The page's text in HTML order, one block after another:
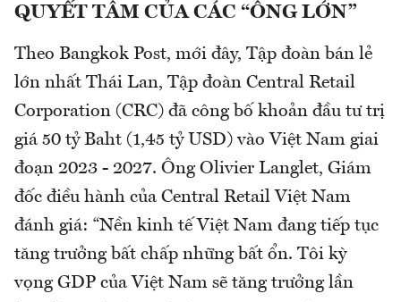
QUYẾT TÂM CỦA CÁC “ÔNG LỚN”
Theo Bangkok Post, mới đây, Tập đoàn bán lẻ
lớn nhất Thái Lan, Tập đoàn Central Retail
Corporation (CRC) đã công bố khoản đầu tư trị
giá 50 tỷ Baht (1,45 tỷ USD) vào Việt Nam giai
đoạn 2023 - 2027. Ông Olivier Langlet, Giám
đốc điều hành của Central Retail Việt Nam
đánh giá: “Nền kinh tế Việt Nam đang tiếp tục
tăng trưởng bất chấp những bất ổn. Tôi kỳ
vọng GDP của Việt Nam sẽ tăng trưởng lần